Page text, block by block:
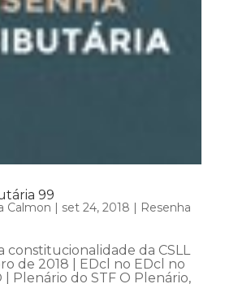
99
Calmon | set 24, 2018 | Resenha
constitucionalidade da CSLL
de 2018 | EDcl no EDcl no
| Plenário do STF O Plenário,